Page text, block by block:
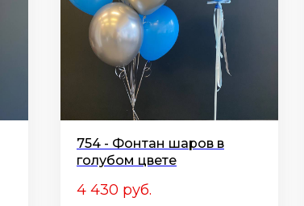
754 - Фонтан шаров в
голубом цвете
4 430 руб.